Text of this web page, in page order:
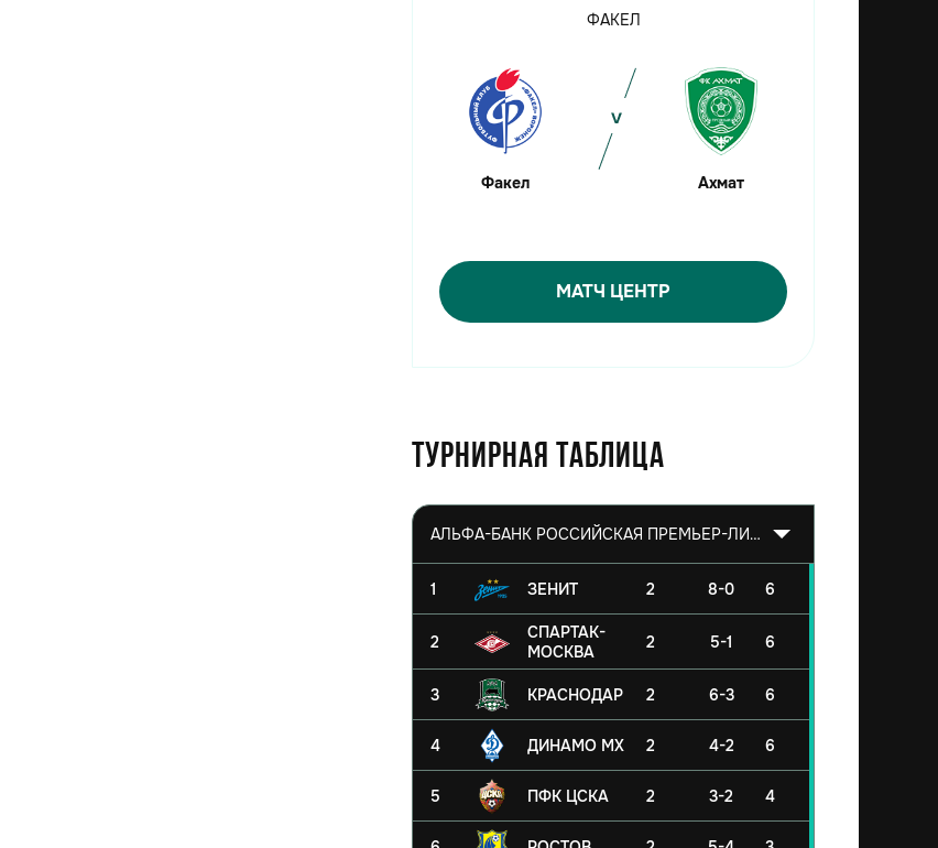
ФАКЕЛ
Факел Ахмат
МАТЧ ЦЕНТР
Турнирная таблица
АЛЬФА-БАНК РОССИЙСКАЯ ПРЕМЬЕР-ЛИГА 2026/2027
1 ЗЕНИТ 2 8-0 6
2
СПАРТАК-
МОСКВА
2 5-1 6
3 КРАСНОДАР 2 6-3 6
4 ДИНАМО МХ 2 4-2 6
5 ПФК ЦСКА 2 3-2 4